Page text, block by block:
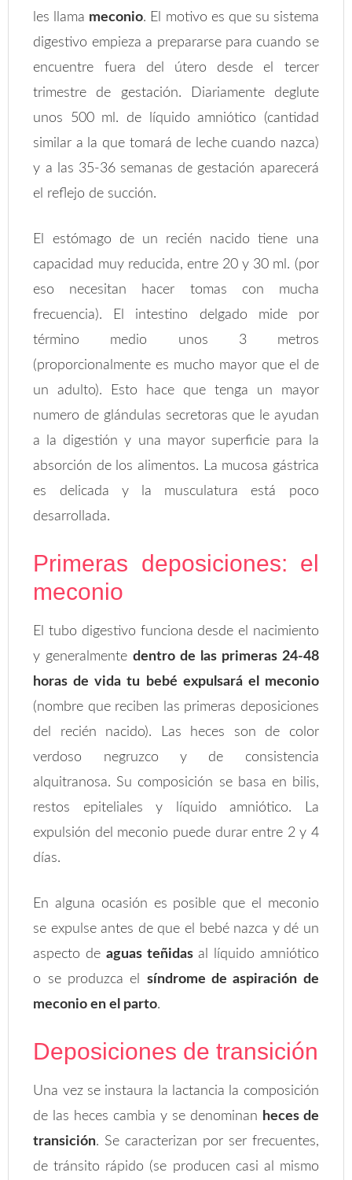
les llama meconio. El motivo es que su sistema
digestivo empieza a prepararse para cuando se
encuentre fuera del útero desde el tercer
trimestre de gestación. Diariamente deglute
unos 500 ml. de líquido amniótico (cantidad
similar a la que tomará de leche cuando nazca)
y a las 35-36 semanas de gestación aparecerá
el reflejo de succión.
El estómago de un recién nacido tiene una
capacidad muy reducida, entre 20 y 30 ml. (por
eso necesitan hacer tomas con mucha
frecuencia). El intestino delgado mide por
término medio unos 3 metros
(proporcionalmente es mucho mayor que el de
un adulto). Esto hace que tenga un mayor
numero de glándulas secretoras que le ayudan
a la digestión y una mayor superficie para la
absorción de los alimentos. La mucosa gástrica
es delicada y la musculatura está poco
desarrollada.
Primeras deposiciones: el
meconio
El tubo digestivo funciona desde el nacimiento
y generalmentedentro de las primeras 24-48
horas de vida tu bebé expulsará el meconio
(nombre que reciben las primeras deposiciones
del recién nacido). Las heces son de color
verdoso negruzco y de consistencia
alquitranosa. Su composición se basa en bilis,
restos epiteliales y líquido amniótico. La
expulsión del meconio puede durar entre 2 y 4
días.
En alguna ocasión es posible que el meconio
se expulse antes de que el bebé nazca y dé un
aspecto de aguas teñidasal líquido amniótico
o se produzca el síndrome de aspiración de
meconio en el parto.
Deposiciones de transición
Una vez se instaura la lactancia la composición
de las heces cambia y se denominan heces de
transición. Se caracterizan por ser frecuentes,
de tránsito rápido (se producen casi al mismo